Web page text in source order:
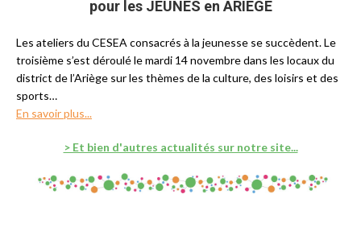
pour les JEUNES en ARIEGE
Les ateliers du CESEA consacrés à la jeunesse se succèdent. Le
troisième s’est déroulé le mardi 14 novembre dans les locaux du
district de l’Ariège sur les thèmes de la culture, des loisirs et des
sports…
En savoir plus...
> Et bien d'autres actualités sur notre site...